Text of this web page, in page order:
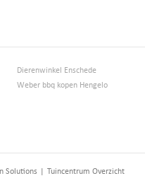
Dierenwinkel Enschede
Weber bbq kopen Hengelo
Solutions Tuincentrum Overzicht